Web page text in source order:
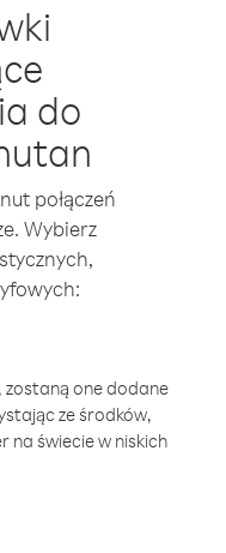
do
połączeń
Wybierz
zostaną one dodane
ze środków,
na świecie w niskich